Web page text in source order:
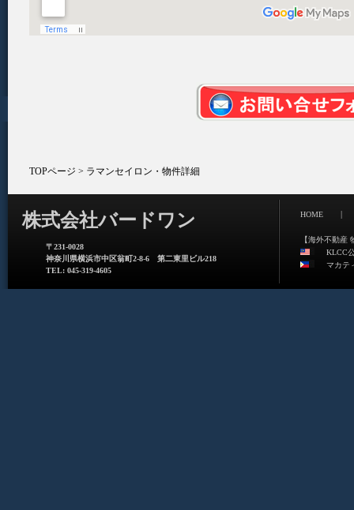
TOPページ > ラマンセイロン・物件詳細
株式会社バードワン
〒231-0028
神奈川県横浜市中区翁町2-8-6 第二東里ビル218
TEL: 045-319-4605
HOME |
【海外不動産
KLCC
マカテ